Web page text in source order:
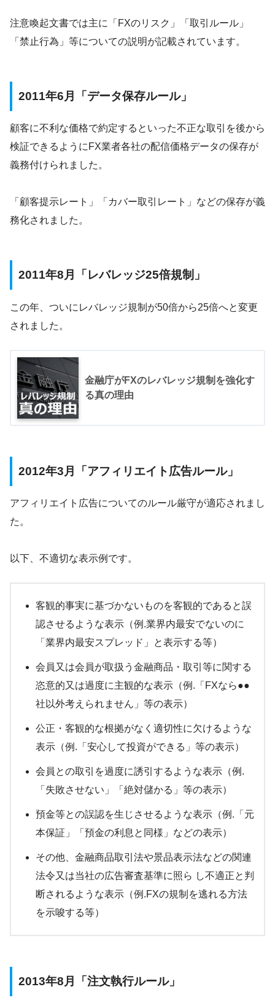
注意喚起文書では主に「FXのリスク」「取引ルール」
「禁止行為」等についての説明が記載されています。
2011年6月「データ保存ルール」
顧客に不利な価格で約定するといった不正な取引を後から
検証できるようにFX業者各社の配信価格データの保存が
義務付けられました。
「顧客提示レート」「カバー取引レート」などの保存が義
務化されました。
2011年8月「レバレッジ25倍規制」
この年、ついにレバレッジ規制が50倍から25倍へと変更
されました。
金融庁がFXのレバレッジ規制を強化す
る真の理由
2012年3月「アフィリエイト広告ルール」
アフィリエイト広告についてのルール厳守が適応されまし
た。
以下、不適切な表示例です。
客観的事実に基づかないものを客観的であると誤
認させるような表示（例.業界内最安でないのに
「業界内最安スプレッド」と表示する等）
会員又は会員が取扱う金融商品・取引等に関する
恣意的又は過度に主観的な表示（例.「FXなら●●
社以外考えられません」等の表示）
公正・客観的な根拠がなく適切性に欠けるような
表示（例.「安心して投資ができる」等の表示）
会員との取引を過度に誘引するような表示（例.
「失敗させない」「絶対儲かる」等の表示）
預金等との誤認を生じさせるような表示（例.「元
本保証」「預金の利息と同様」などの表示）
その他、金融商品取引法や景品表示法などの関連
法令又は当社の広告審査基準に照ら し不適正と判
断されるような表示（例.FXの規制を逃れる方法
を示唆する等）
2013年8月「注文執行ルール」